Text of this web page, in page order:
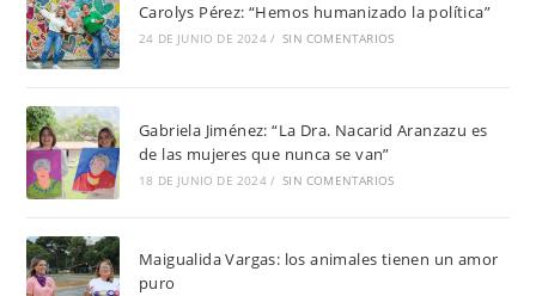
Carolys Pérez: “Hemos humanizado la política”
24 DE JUNIO DE 2024 / SIN COMENTARIOS
Gabriela Jiménez: “La Dra. Nacarid Aranzazu es
de las mujeres que nunca se van”
18 DE JUNIO DE 2024 / SIN COMENTARIOS
Maigualida Vargas: los animales tienen un amor
puro